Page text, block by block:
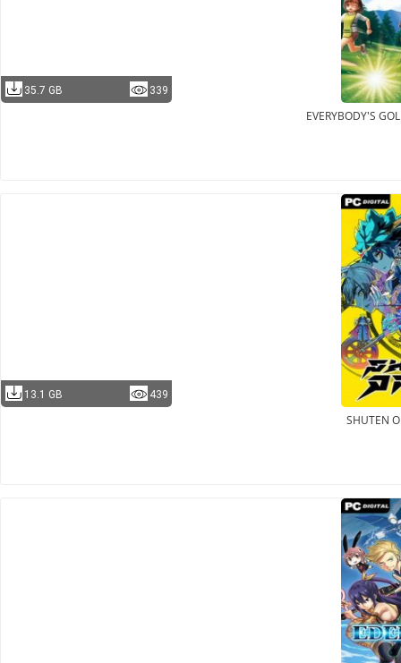
35.7 GB 339
EVERYBODY'S
13.1 GB 439
SHUTEN